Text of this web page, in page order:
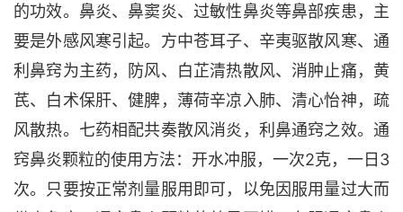
的功效。鼻炎、鼻窦炎、过敏性鼻炎等鼻部疾患，主
要是外感风寒引起。方中苍耳子、辛夷驱散风寒、通
利鼻窍为主药，防风、白芷清热散风、消肿止痛，黄
芪、白术保肝、健脾，薄荷辛凉入肺、清心怡神，疏
风散热。七药相配共奏散风消炎，利鼻通窍之效。通
窍鼻炎颗粒的使用方法：开水冲服，一次2克，一日3
次。只要按正常剂量服用即可，以免因服用量过大而